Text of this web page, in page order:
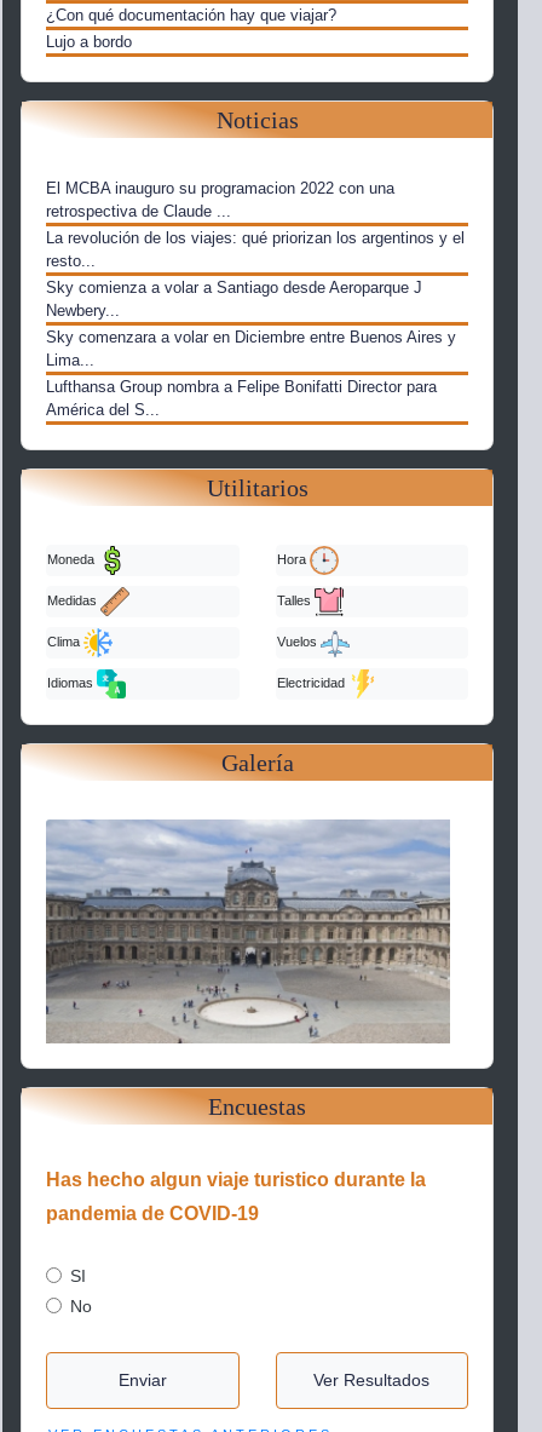
¿Con qué documentación hay que viajar?
Lujo a bordo
Noticias
El MCBA inauguro su programacion 2022 con una
retrospectiva de Claude ...
La revolución de los viajes: qué priorizan los argentinos y el
resto...
Sky comienza a volar a Santiago desde Aeroparque J
Newbery...
Sky comenzara a volar en Diciembre entre Buenos Aires y
Lima...
Lufthansa Group nombra a Felipe Bonifatti Director para
América del S...
Utilitarios
Moneda
Medidas
Clima
Idiomas
Hora
Talles
Vuelos
Electricidad
Galería
Encuestas
Has hecho algun viaje turistico durante la
pandemia de COVID-19
SI
No
Enviar Ver Resultados